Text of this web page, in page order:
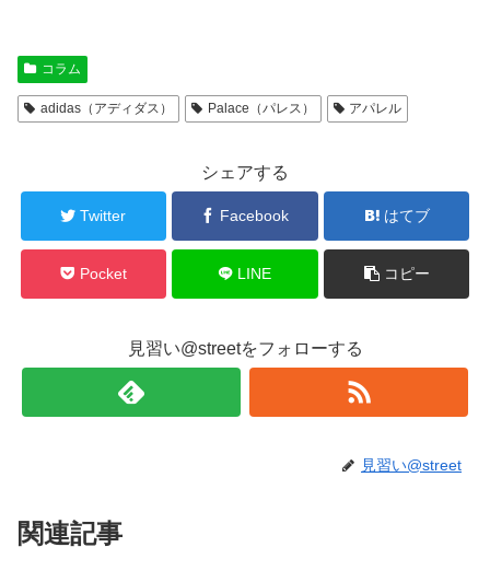
コラム
adidas（アディダス） Palace（パレス） アパレル
シェアする
Twitter Facebook はてブ
Pocket LINE コピー
見習い@streetをフォローする
見習い@street
関連記事